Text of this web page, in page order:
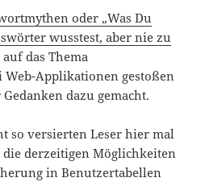
oder „Was Du
wusstest, aber nie zu
das Thema
Web-Applikationen gestoßen
dazu gemacht.
so versierten Leser hier mal
derzeitigen Möglichkeiten
in Benutzertabellen